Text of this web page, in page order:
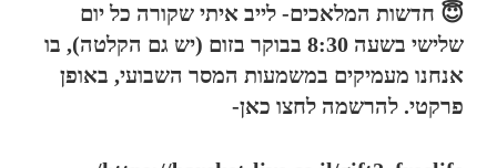
😇 חדשות המלאכים- לייב איתי שקורה כל יום
שלישי בשעה 8:30 בבוקר בזום (יש גם הקלטה), בו
אנחנו מעמיקים במשמעות המסר השבועי, באופן
פרקטי. להרשמה לחצו כאן-